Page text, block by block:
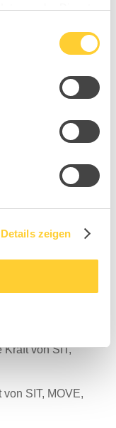
der Dienste
Details zeigen
Suchen
2026
von SIT,
von SIT, MOVE,